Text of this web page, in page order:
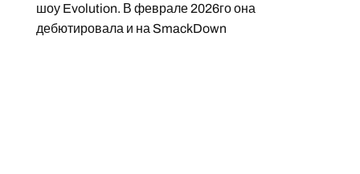
шоу Evolution. В феврале 2026го она
дебютировала и на SmackDown